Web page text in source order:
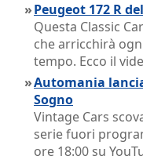
»Peugeot 172 R
Questa Classic
che arricchirà
tempo. Ecco il
»Automania
Sogno
Vintage Cars
serie fuori
ore 18:00 su